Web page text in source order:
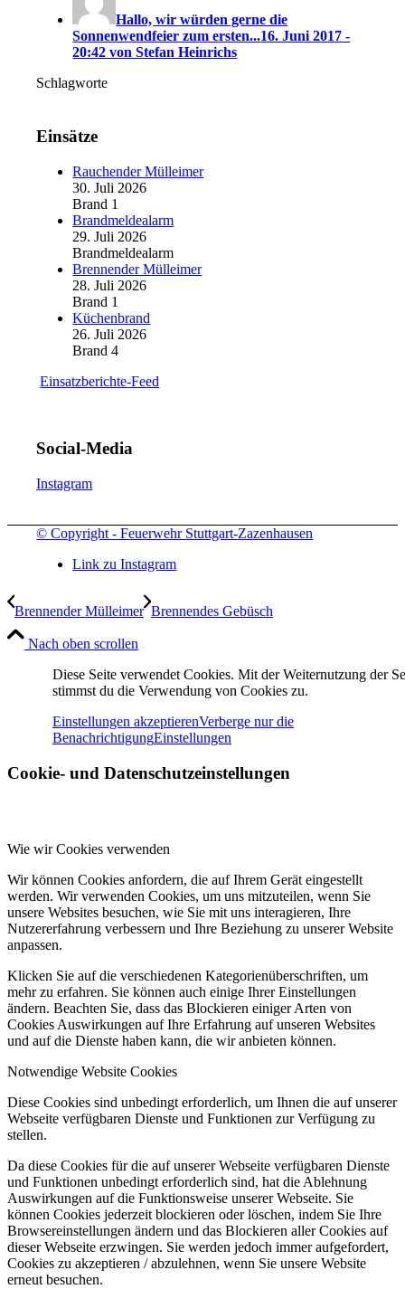
Hallo, wir würden gerne die
Sonnenwendfeier zum ersten...16. Juni 2017 -
20:42 von Stefan Heinrichs
Schlagworte
Einsätze
Rauchender Mülleimer
30. Juli 2026
Brand 1
Brandmeldealarm
29. Juli 2026
Brandmeldealarm
Brennender Mülleimer
28. Juli 2026
Brand 1
Küchenbrand
26. Juli 2026
Brand 4
Einsatzberichte-Feed
Social-Media
Instagram
© Copyright - Feuerwehr Stuttgart-Zazenhausen
Link zu Instagram
Brennender Mülleimer Brennendes Gebüsch
Nach oben scrollen
Diese Seite verwendet Cookies. Mit der Weiternutzung der
stimmst du die Verwendung von Cookies zu.
Einstellungen akzeptierenVerberge nur die
BenachrichtigungEinstellungen
Cookie- und Datenschutzeinstellungen
Wie wir Cookies verwenden
Wir können Cookies anfordern, die auf Ihrem Gerät eingestellt
werden. Wir verwenden Cookies, um uns mitzuteilen, wenn Sie
unsere Websites besuchen, wie Sie mit uns interagieren, Ihre
Nutzererfahrung verbessern und Ihre Beziehung zu unserer Website
anpassen.
Klicken Sie auf die verschiedenen Kategorienüberschriften, um
mehr zu erfahren. Sie können auch einige Ihrer Einstellungen
ändern. Beachten Sie, dass das Blockieren einiger Arten von
Cookies Auswirkungen auf Ihre Erfahrung auf unseren Websites
und auf die Dienste haben kann, die wir anbieten können.
Notwendige Website Cookies
Diese Cookies sind unbedingt erforderlich, um Ihnen die auf unserer
Webseite verfügbaren Dienste und Funktionen zur Verfügung zu
stellen.
Da diese Cookies für die auf unserer Webseite verfügbaren Dienste
und Funktionen unbedingt erforderlich sind, hat die Ablehnung
Auswirkungen auf die Funktionsweise unserer Webseite. Sie
können Cookies jederzeit blockieren oder löschen, indem Sie Ihre
Browsereinstellungen ändern und das Blockieren aller Cookies auf
dieser Webseite erzwingen. Sie werden jedoch immer aufgefordert,
Cookies zu akzeptieren / abzulehnen, wenn Sie unsere Website
erneut besuchen.